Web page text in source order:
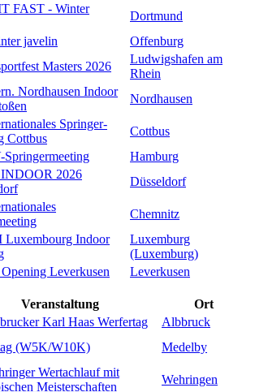
FAST - Winter
Dortmund
javelin
Offenburg
Masters 2026
Ludwigshafen am
Rhein
Nordhausen Indoor
Nordhausen
Springer-
Cottbus
Cottbus
Hamburg
2026
Düsseldorf
Chemnitz
Luxembourg Indoor
Luxemburg
(Luxemburg)
Opening Leverkusen Leverkusen
Veranstaltung
Ort
Karl Haas Werfertag
Albbruck
(W5K/W10K) Medelby
Wertachlauf mit
Meisterschaften
Wehringen